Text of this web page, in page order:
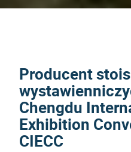
Producent
Chengdu
Exhibition
CIECC